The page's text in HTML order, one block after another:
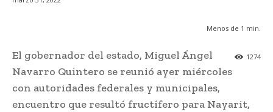
Menos de 1 min.
1274
El gobernador del estado, Miguel Ángel
Navarro Quintero se reunió ayer miércoles
con autoridades federales y municipales,
encuentro que resultó fructífero para Nayarit,